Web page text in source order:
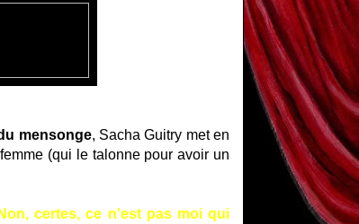
mensonge, Sacha Guitry met en
(qui le talonne pour avoir un
certes, ce n'est pas moi qui